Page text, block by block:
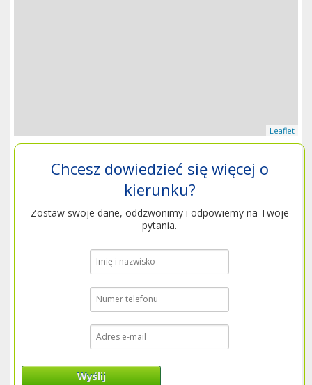
Leaflet
Chcesz dowiedzieć się więcej o
kierunku?
Zostaw swoje dane, oddzwonimy i odpowiemy na Twoje
pytania.
Wyślij